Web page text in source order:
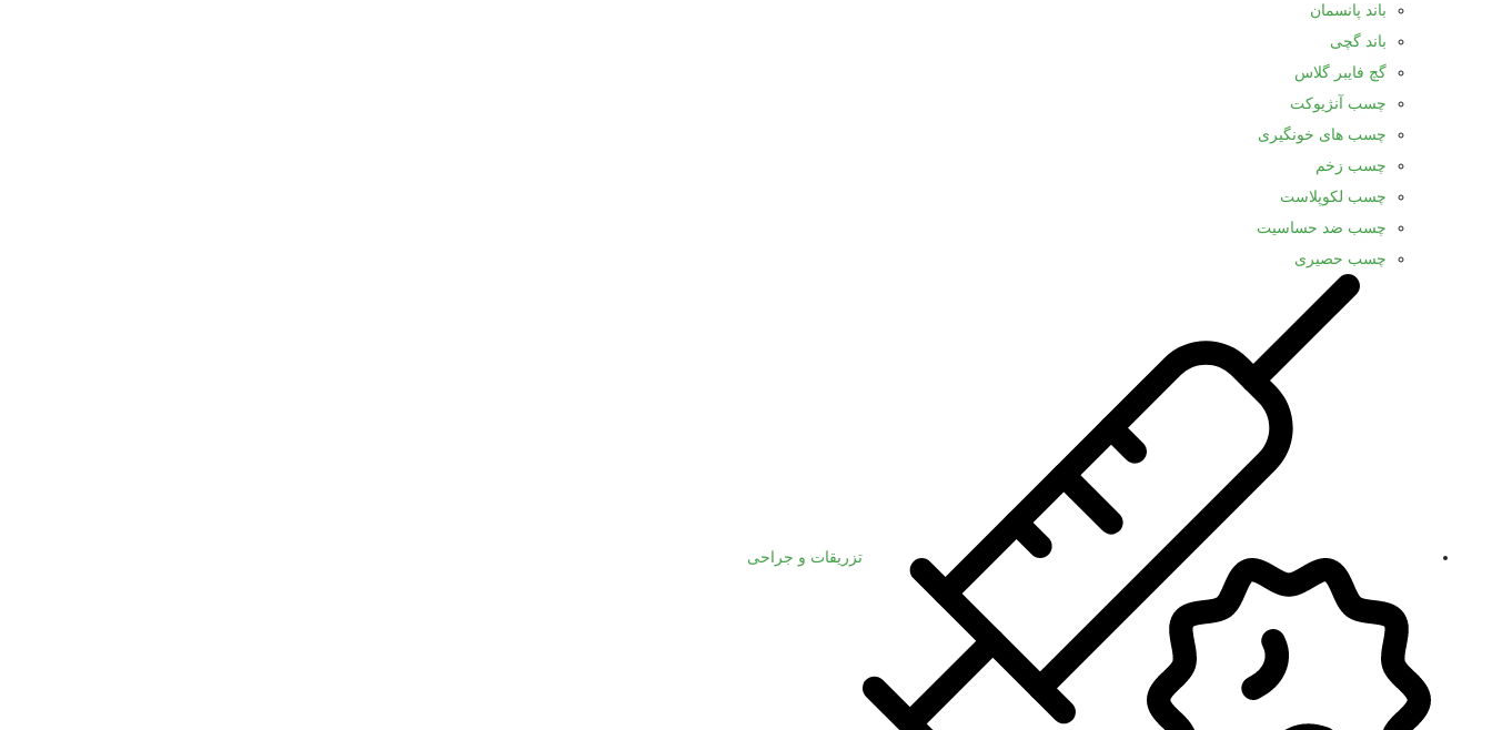
باند پانسمان
باند گچی
گچ فایبر گلاس
چسب آنژیوکت
چسب های خونگیری
چسب زخم
چسب لکوپلاست
چسب ضد حساسیت
چسب حصیری
تزریقات و جراحی